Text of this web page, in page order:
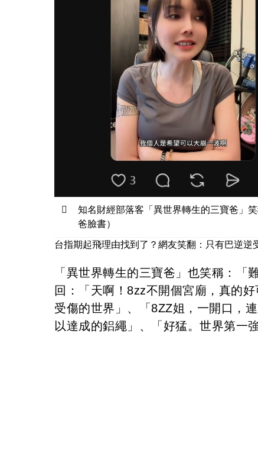
知名財經部落客「異世界轉生的三寶爸」
爸臉書）
台指期起飛理由找到了？網友笑翻：只有巴逆逆
「異世界轉生的三寶爸」也笑稱：
回：「天啊！8zz不開個宮廟，真的
受傷的世界」、「8ZZ姐，一開口，
以達成的鋁繩」、「好猛。世界第一